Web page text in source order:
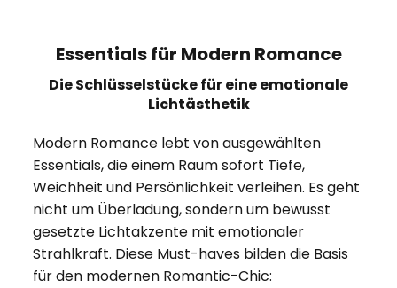
Essentials für Modern Romance
Die Schlüsselstücke für eine emotionale
Lichtästhetik
Modern Romance lebt von ausgewählten
Essentials, die einem Raum sofort Tiefe,
Weichheit und Persönlichkeit verleihen. Es geht
nicht um Überladung, sondern um bewusst
gesetzte Lichtakzente mit emotionaler
Strahlkraft. Diese Must-haves bilden die Basis
für den modernen Romantic-Chic: